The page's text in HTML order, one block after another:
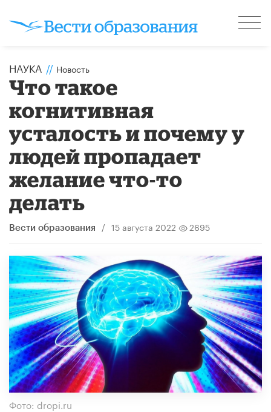
НАУКА // Новость
Что такое
когнитивная
усталость и почему у
людей пропадает
желание что-то
делать
Вести образования / 15 августа 2022 2695
Фото: dropi.ru